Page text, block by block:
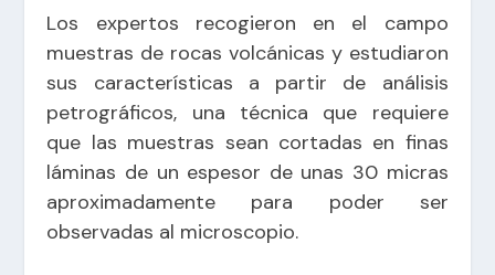
Los expertos recogieron en el campo
muestras de rocas volcánicas y estudiaron
sus características a partir de análisis
petrográficos, una técnica que requiere
que las muestras sean cortadas en finas
láminas de un espesor de unas 30 micras
aproximadamente para poder ser
observadas al microscopio.